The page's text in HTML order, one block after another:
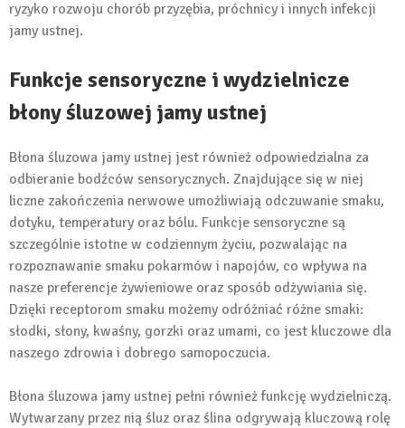
ryzyko rozwoju chorób przyzębia, próchnicy i innych infekcji
jamy ustnej.
Funkcje sensoryczne i wydzielnicze
błony śluzowej jamy ustnej
Błona śluzowa jamy ustnej jest również odpowiedzialna za
odbieranie bodźców sensorycznych. Znajdujące się w niej
liczne zakończenia nerwowe umożliwiają odczuwanie smaku,
dotyku, temperatury oraz bólu. Funkcje sensoryczne są
szczególnie istotne w codziennym życiu, pozwalając na
rozpoznawanie smaku pokarmów i napojów, co wpływa na
nasze preferencje żywieniowe oraz sposób odżywiania się.
Dzięki receptorom smaku możemy odróżniać różne smaki:
słodki, słony, kwaśny, gorzki oraz umami, co jest kluczowe dla
naszego zdrowia i dobrego samopoczucia.
Błona śluzowa jamy ustnej pełni również funkcję wydzielniczą.
Wytwarzany przez nią śluz oraz ślina odgrywają kluczową rolę